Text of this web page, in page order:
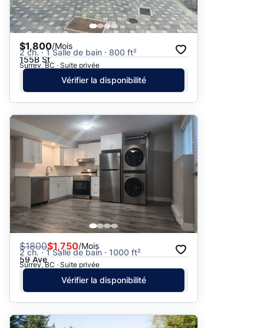
$1,800/Mois
2 ch. · 1 Salle de bain · 800 ft²
155B St
Surrey, BC · Suite privée
Vérifier la disponibilité
$1800$1,750/Mois
2 ch. · 1 Salle de bain · 1000 ft²
59 Ave
Surrey, BC · Suite privée
Vérifier la disponibilité